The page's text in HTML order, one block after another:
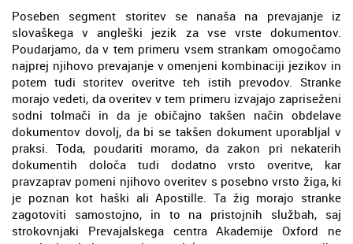
Poseben segment storitev se nanaša na prevajanje iz
slovaškega v angleški jezik za vse vrste dokumentov.
Poudarjamo, da v tem primeru vsem strankam omogočamo
najprej njihovo prevajanje v omenjeni kombinaciji jezikov in
potem tudi storitev overitve teh istih prevodov. Stranke
morajo vedeti, da overitev v tem primeru izvajajo zapriseženi
sodni tolmači in da je običajno takšen način obdelave
dokumentov dovolj, da bi se takšen dokument uporabljal v
praksi. Toda, poudariti moramo, da zakon pri nekaterih
dokumentih določa tudi dodatno vrsto overitve, kar
pravzaprav pomeni njihovo overitev s posebno vrsto žiga, ki
je poznan kot haški ali Apostille. Ta žig morajo stranke
zagotoviti samostojno, in to na pristojnih službah, saj
strokovnjaki Prevajalskega centra Akademije Oxford ne